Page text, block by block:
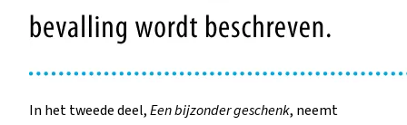
In het tweede deel,Een bijzonder geschenk, neemt